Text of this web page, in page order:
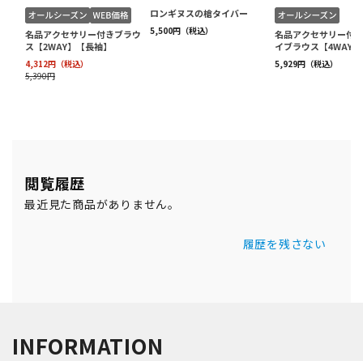
閲覧履歴
最近見た商品がありません。
履歴を残さない
INFORMATION